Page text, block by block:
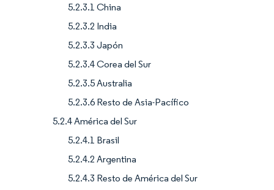
5.2.3.1 China
5.2.3.2 India
5.2.3.3 Japón
5.2.3.4 Corea del Sur
5.2.3.5 Australia
5.2.3.6 Resto de Asia-Pacífico
5.2.4 América del Sur
5.2.4.1 Brasil
5.2.4.2 Argentina
5.2.4.3 Resto de América del Sur